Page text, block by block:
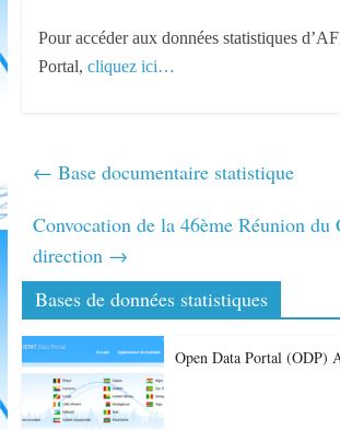
Pour accéder aux données statistiques
Portal, cliquez ici…
← Base documentaire statistique
Convocation de la 46ème Réunion du
direction →
Bases de données statistiques
Open Data Portal (ODP)